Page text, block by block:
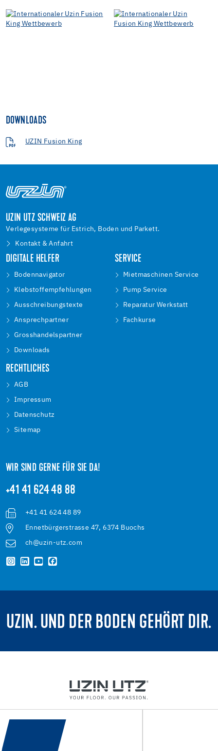
DOWNLOADS
UZIN Fusion King
UZIN UTZ SCHWEIZ AG
Verlegesysteme für Estrich, Boden und Parkett.
Kontakt & Anfahrt
DIGITALE HELFER
Bodennavigator
Klebstoffempfehlungen
Ausschreibungstexte
Ansprechpartner
Grosshandelspartner
Downloads
SERVICE
Mietmaschinen Service
Pump Service
Reparatur Werkstatt
Fachkurse
RECHTLICHES
AGB
Impressum
Datenschutz
Sitemap
WIR SIND GERNE FÜR SIE DA!
+41 41 624 48 88
+41 41 624 48 89
Ennetbürgerstrasse 47, 6374 Buochs
ch@uzin-utz.com
UZIN. UND DER BODEN GEHÖRT DIR.